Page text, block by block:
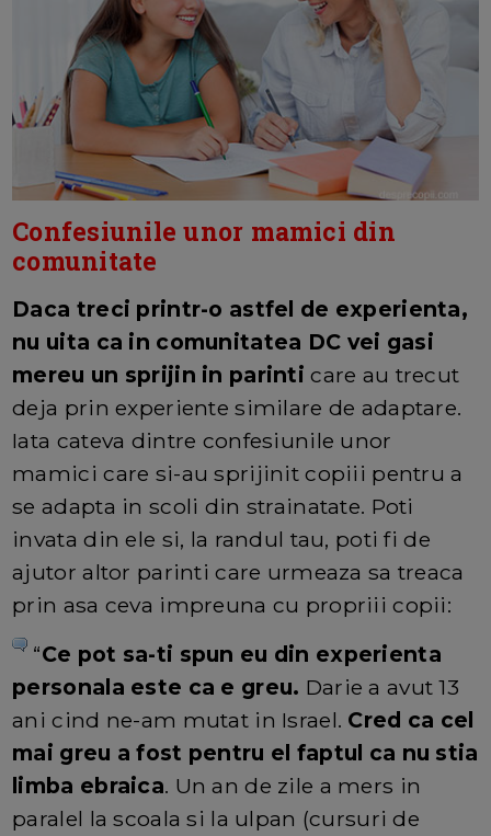
Confesiunile unor mamici din
comunitate
Daca treci printr-o astfel de experienta,
nu uita ca in comunitatea DC vei gasi
mereu un sprijin in parinticare au trecut
deja prin experiente similare de adaptare.
Iata cateva dintre confesiunile unor
mamici care si-au sprijinit copiii pentru a
se adapta in scoli din strainatate. Poti
invata din ele si, la randul tau, poti fi de
ajutor altor parinti care urmeaza sa treaca
prin asa ceva impreuna cu propriii copii:
“Ce pot sa-ti spun eu din experienta
personala este ca e greu. Darie a avut 13
ani cind ne-am mutat in Israel. Cred ca cel
mai greu a fost pentru el faptul ca nu stia
limba ebraica. Un an de zile a mers in
paralel la scoala si la ulpan (cursuri de